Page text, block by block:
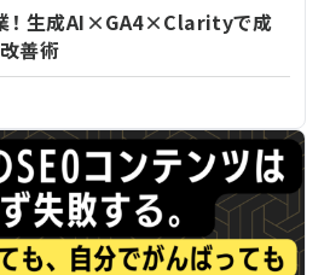
！ 生成AI×GA4×Clarityで成
善術